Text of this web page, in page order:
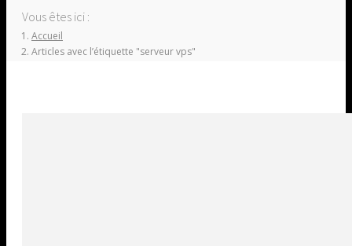
Vous êtes ici :
Accueil
Articles avec l’étiquette "serveur vps"